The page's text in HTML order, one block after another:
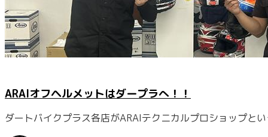
ARAIオフヘルメットはダープラへ！！
ダートバイクプラス各店がARAIテクニカルプロショップと